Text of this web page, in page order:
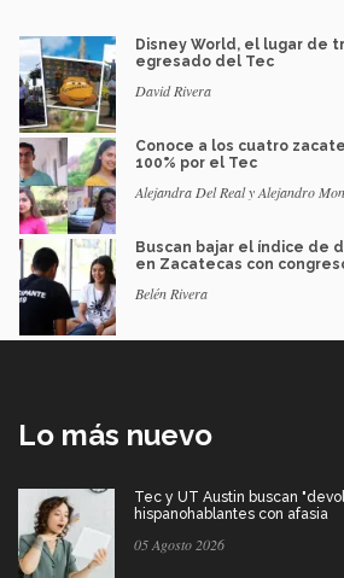
Disney World, el lugar de
egresado del Tec
David Rivera
Conoce a los cuatro
100% por el Tec
Alejandra Del Real y Alejandro
Buscan bajar el índice de
en Zacatecas con
Belén Rivera
Lo más nuevo
Tec y UT Austin buscan
hispanohablantes con afasia
05 Agosto 2026